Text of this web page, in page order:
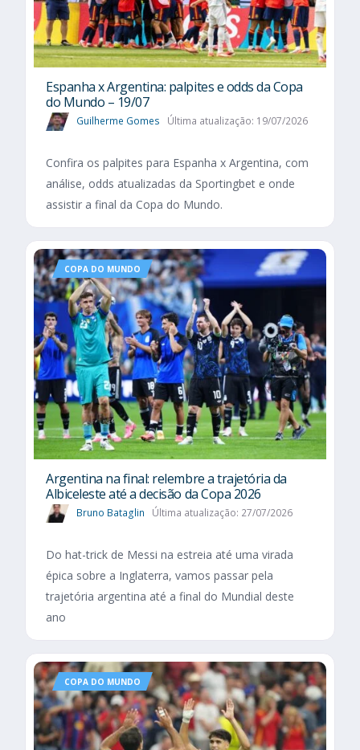
Espanha x Argentina: palpites e odds da Copa
do Mundo – 19/07
Guilherme Gomes Última atualização: 19/07/2026
Confira os palpites para Espanha x Argentina, com
análise, odds atualizadas da Sportingbet e onde
assistir a final da Copa do Mundo.
COPA DO MUNDO
Argentina na final: relembre a trajetória da
Albiceleste até a decisão da Copa 2026
Bruno Bataglin Última atualização: 27/07/2026
Do hat-trick de Messi na estreia até uma virada
épica sobre a Inglaterra, vamos passar pela
trajetória argentina até a final do Mundial deste
ano
COPA DO MUNDO